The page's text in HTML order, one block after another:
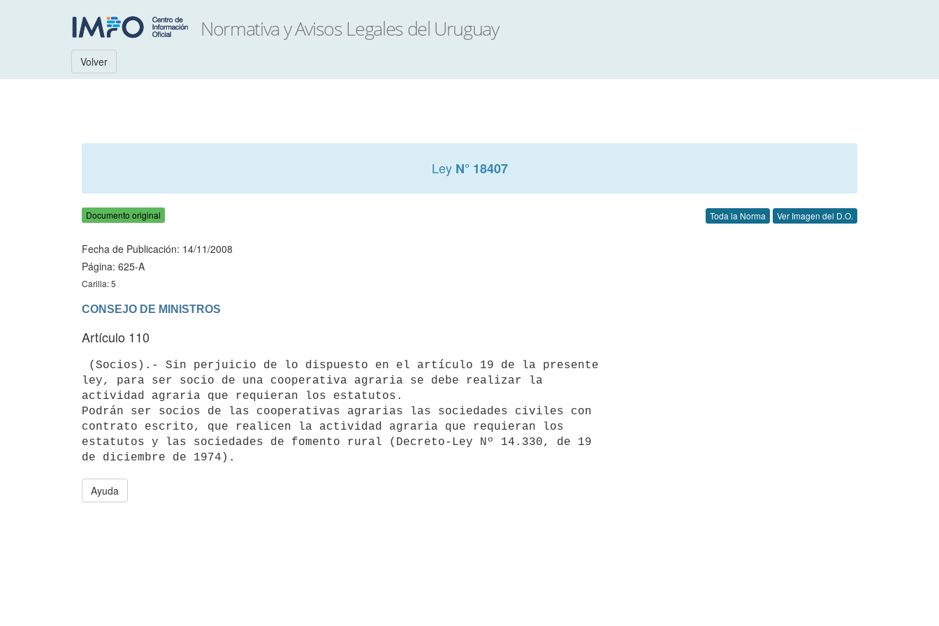
Volver
Ley N° 18407
Documento original Toda la Norma Ver Imagen del D.O.
Fecha de Publicación: 14/11/2008
Página: 625-A
Carilla: 5
Artículo 110
ley, para ser socio de una cooperativa agraria se debe realizar la
actividad agraria que requieran los estatutos.
Podrán ser socios de las cooperativas agrarias las sociedades civiles con
contrato escrito, que realicen la actividad agraria que requieran los
estatutos y las sociedades de fomento rural (Decreto-Ley Nº 14.330, de 19
Ayuda